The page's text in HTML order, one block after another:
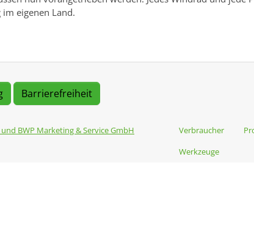
eigenen Land.
Barrierefreiheit
BWP Marketing & Service GmbH
Verbraucher
Werkzeuge